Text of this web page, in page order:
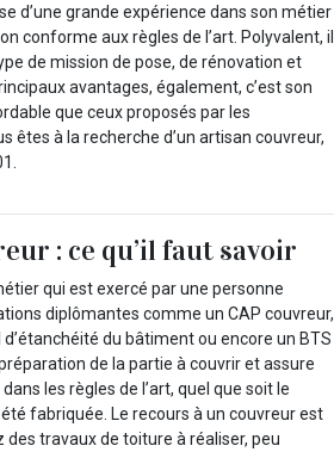
d’une grande expérience dans son métier
conforme aux règles de l’art. Polyvalent, il
de mission de pose, de rénovation et
avantages, également, c’est son
que ceux proposés par les
êtes à la recherche d’un artisan couvreur,
: ce qu’il faut savoir
qui est exercé par une personne
diplômantes comme un CAP couvreur,
du bâtiment ou encore un BTS
de la partie à couvrir et assure
les règles de l’art, quel que soit le
fabriquée. Le recours à un couvreur est
travaux de toiture à réaliser, peu